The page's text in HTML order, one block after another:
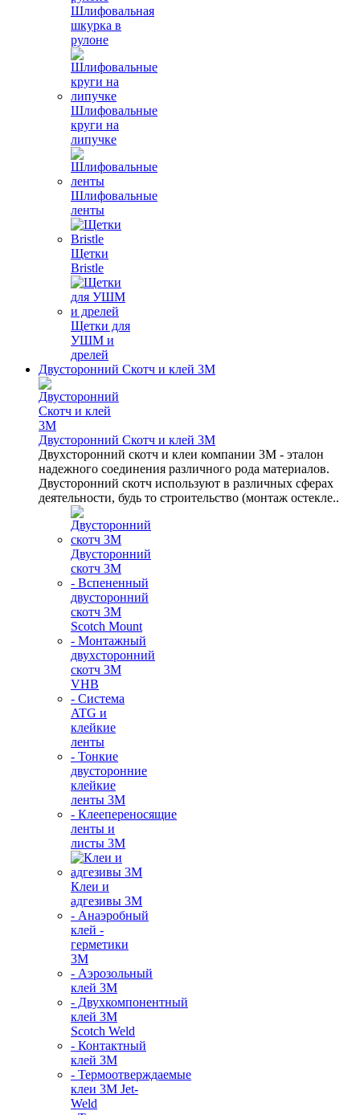
Шлифовальная
шкурка в
рулоне
Шлифовальные
круги на
липучке
Шлифовальные
ленты
Щетки
Bristle
Щетки для
УШМ и
дрелей
Двусторонний Скотч и клей 3М
Двусторонний Скотч и клей 3М
Двухсторонний скотч и клеи компании 3M - эталон
надежного соединения различного рода материалов.
Двусторонний скотч используют в различных сферах
деятельности, будь то строительство (монтаж остекле..
Двусторонний
скотч 3М
- Вспененный
двусторонний
скотч 3M
Scotch Mount
- Монтажный
двухсторонний
скотч 3М
VHB
- Система
ATG и
клейкие
ленты
- Тонкие
двусторонние
клейкие
ленты 3М
- Клеепереносящие
ленты и
листы 3М
Клеи и
адгезивы 3М
- Анаэробный
клей -
герметики
3М
- Аэрозольный
клей 3М
- Двухкомпонентный
клей 3М
Scotch Weld
- Контактный
клей 3M
- Термоотверждаемые
клеи 3М Jet-
Weld